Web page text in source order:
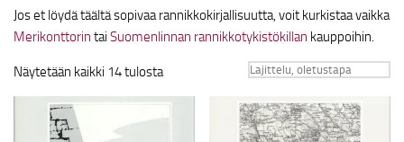
Jos et löydä täältä sopivaa rannikkokirjallisuutta, voit kurkistaa vaikka
Merikonttorin tai Suomenlinnan rannikkotykistökillan kauppoihin.
Näytetään kaikki 14 tulosta